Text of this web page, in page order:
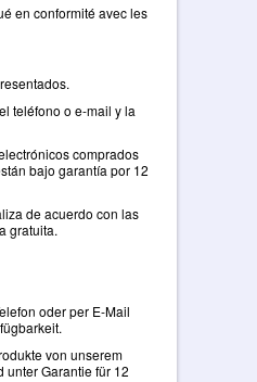
en conformité avec les
teléfono o e-mail y la
comprados
bajo garantía por 12
de acuerdo con las
gratuita.
oder per E-Mail
von unserem
unter Garantie für 12